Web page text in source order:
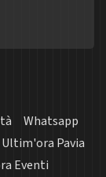
Whatsapp
Ultim'ora Pavia
Eventi